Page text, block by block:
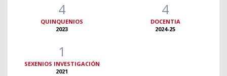
4
QUINQUENIOS
2023
4
DOCENTIA
2024-25
1
SEXENIOS INVESTIGACIÓN
2021